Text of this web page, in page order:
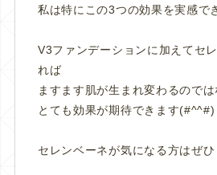
私は特にこの3つの効果を実感で
V3ファンデーションに加えてセ
れば
ますます肌が生まれ変わるので
とても効果が期待できます(#^^#)
セレンベーネが気になる方はぜひ